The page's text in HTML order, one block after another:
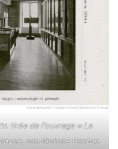
tirée de l’ouvrage « Le
son Histoire Gaston